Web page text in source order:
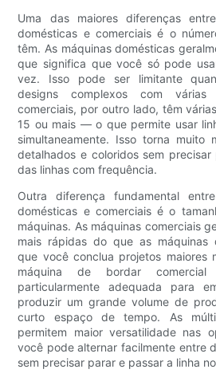
Uma das maiores diferenças
domésticas e comerciais é o
têm. As máquinas domésticas
que significa que você só pode
vez. Isso pode ser limitante
designs complexos com várias
comerciais, por outro lado, têm
15 ou mais — o que permite usar
simultaneamente. Isso torna muito
detalhados e coloridos sem
das linhas com frequência.
Outra diferença fundamental
domésticas e comerciais é o
máquinas. As máquinas comerciais
mais rápidas do que as máquinas
que você conclua projetos maiores
máquina de bordar
particularmente adequada para
produzir um grande volume de
curto espaço de tempo. As
permitem maior versatilidade nas
você pode alternar facilmente entre
sem precisar parar e passar a linha